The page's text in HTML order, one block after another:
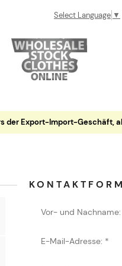
Select Language ▼
der Export-Import-Geschäft,
Vor- und Nachname:
E-Mail-Adresse: *